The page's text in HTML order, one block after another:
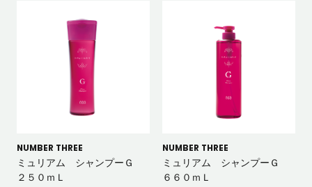
NUMBER THREE
ミュリアム シャンプーＧ
２５０ｍＬ
NUMBER THREE
ミュリアム シャンプーＧ
６６０ｍＬ